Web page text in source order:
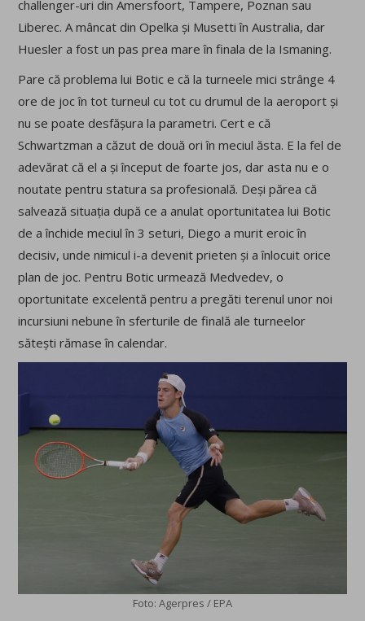
challenger-uri din Amersfoort, Tampere, Poznan sau
Liberec. A mâncat din Opelka și Musetti în Australia, dar
Huesler a fost un pas prea mare în finala de la Ismaning.
Pare că problema lui Botic e că la turneele mici strânge 4
ore de joc în tot turneul cu tot cu drumul de la aeroport și
nu se poate desfășura la parametri. Cert e că
Schwartzman a căzut de două ori în meciul ăsta. E la fel de
adevărat că el a și început de foarte jos, dar asta nu e o
noutate pentru statura sa profesională. Deși părea că
salvează situația după ce a anulat oportunitatea lui Botic
de a închide meciul în 3 seturi, Diego a murit eroic în
decisiv, unde nimicul i-a devenit prieten și a înlocuit orice
plan de joc. Pentru Botic urmează Medvedev, o
oportunitate excelentă pentru a pregăti terenul unor noi
incursiuni nebune în sferturile de finală ale turneelor
sătești rămase în calendar.
Foto: Agerpres / EPA